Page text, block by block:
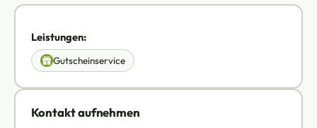
Leistungen:
Gutscheinservice
Kontakt aufnehmen